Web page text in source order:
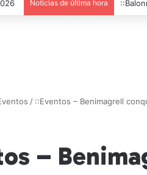
Noticias de última hora
/ ::Eventos – Benimagrell
–